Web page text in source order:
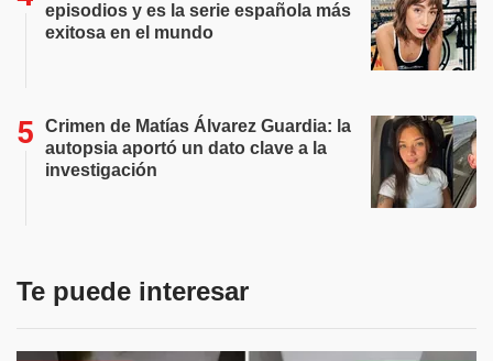
episodios y es la serie española más
exitosa en el mundo
Crimen de Matías Álvarez Guardia: la
autopsia aportó un dato clave a la
investigación
Te puede interesar